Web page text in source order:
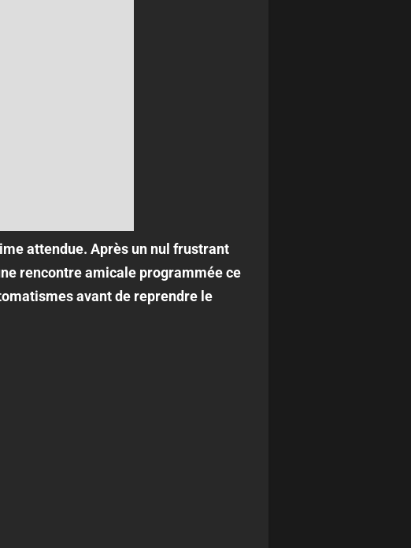
attendue. Après un nul frustrant
rencontre amicale programmée ce
avant de reprendre le